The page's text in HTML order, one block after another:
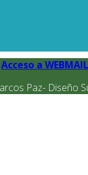
Acceso a WEBMAIL
Paz- Diseño